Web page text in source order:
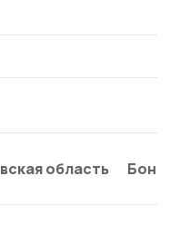
область